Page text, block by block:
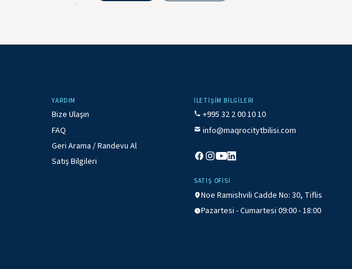
YARDIM
Bize Ulaşın
FAQ
Geri Arama / Randevu Al
Satış Bilgileri
İLETIŞIM BILGILERI
+995 32 2 00 10 10
info@maqrocitytbilisi.com
SATIŞ OFISI
Noe Ramishvili Cadde No: 30, Tiflis
Pazartesi - Cumartesi 09:00 - 18:00